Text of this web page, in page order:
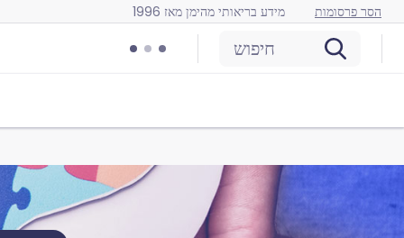
מידע בריאותי מהימן מאז 1996 הסר פרסומות
חיפוש